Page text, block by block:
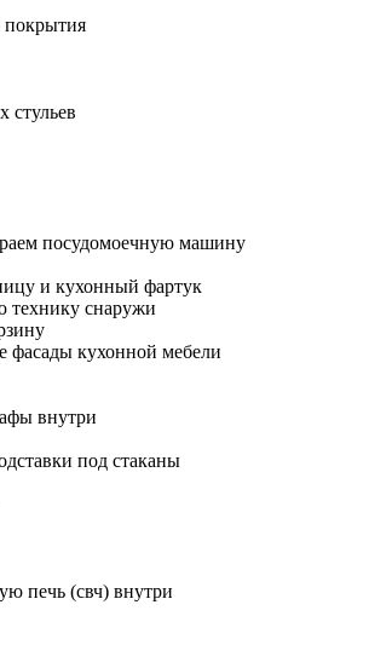
покрытия
стульев
посудомоечную машину
и кухонный фартук
технику снаружи
фасады кухонной мебели
внутри
под стаканы
печь (свч) внутри